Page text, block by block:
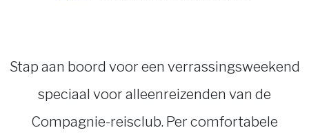
Stap aan boord voor een verrassingsweekend
speciaal voor alleenreizenden van de
Compagnie-reisclub. Per comfortabele